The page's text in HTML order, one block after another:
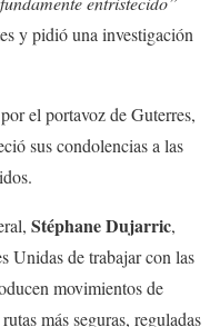
y pidió una investigación
el portavoz de Guterres,
sus condolencias a las
Stéphane Dujarric,
Unidas de trabajar con las
movimientos de
más seguras, reguladas